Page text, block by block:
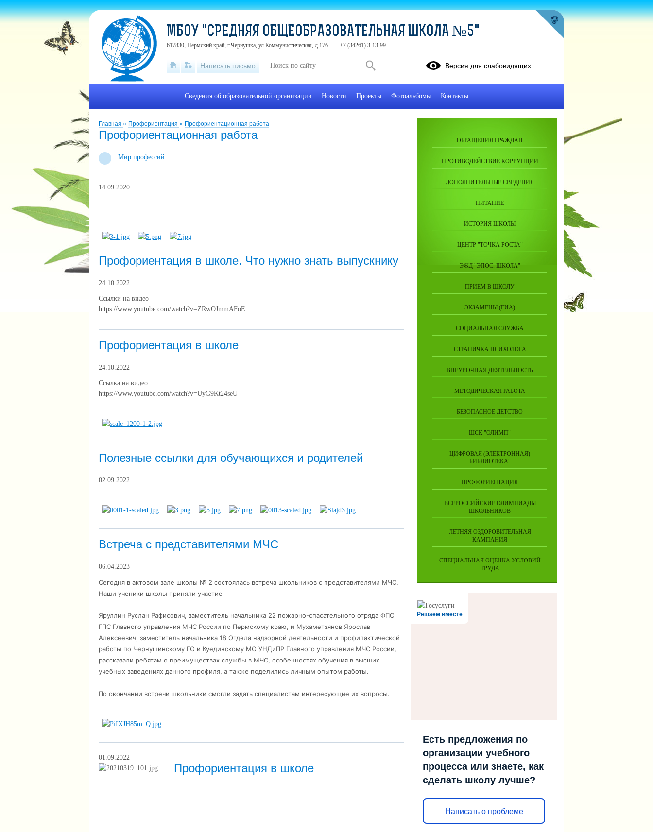
Главная » Профориентация » Профориентационная работа
Профориентационная работа
Мир профессий
14.09.2020
Профориентация в школе. Что нужно знать выпускнику
24.10.2022
Ссылки на видео
https://www.youtube.com/watch?v=ZRwOJmmAFoE
Профориентация в школе
24.10.2022
Ссылка на видео
https://www.youtube.com/watch?v=UyG9Kt24seU
Полезные ссылки для обучающихся и родителей
02.09.2022
Встреча с представителями МЧС
06.04.2023
Сегодня в актовом зале школы № 2 состоялась встреча школьников с представителями МЧС.
Наши ученики школы приняли участие
Яруллин Руслан Рафисович, заместитель начальника 22 пожарно-спасательного отряда ФПС
ГПС Главного управления МЧС России по Пермскому краю, и Мухаметзянов Ярослав
Алексеевич, заместитель начальника 18 Отдела надзорной деятельности и профилактической
работы по Чернушинскому ГО и Куединскому МО УНДиПР Главного управления МЧС России,
рассказали ребятам о преимуществах службы в МЧС, особенностях обучения в высших
учебных заведениях данного профиля, а также поделились личным опытом работы.
По окончании встречи школьники смогли задать специалистам интересующие их вопросы.
01.09.2022
Профориентация в школе
ОБРАЩЕНИЯ ГРАЖДАН
ПРОТИВОДЕЙСТВИЕ КОРРУПЦИИ
ДОПОЛНИТЕЛЬНЫЕ СВЕДЕНИЯ
ПИТАНИЕ
ИСТОРИЯ ШКОЛЫ
ЦЕНТР "ТОЧКА РОСТА"
ЭЖД "ЭПОС. ШКОЛА"
ПРИЕМ В ШКОЛУ
ЭКЗАМЕНЫ (ГИА)
СОЦИАЛЬНАЯ СЛУЖБА
СТРАНИЧКА ПСИХОЛОГА
ВНЕУРОЧНАЯ ДЕЯТЕЛЬНОСТЬ
МЕТОДИЧЕСКАЯ РАБОТА
БЕЗОПАСНОЕ ДЕТСТВО
ШСК "ОЛИМП"
ЦИФРОВАЯ (ЭЛЕКТРОННАЯ)
БИБЛИОТЕКА"
ПРОФОРИЕНТАЦИЯ
ВСЕРОССИЙСКИЕ ОЛИМПИАДЫ
ШКОЛЬНИКОВ
ЛЕТНЯЯ ОЗДОРОВИТЕЛЬНАЯ
КАМПАНИЯ
СПЕЦИАЛЬНАЯ ОЦЕНКА УСЛОВИЙ
ТРУДА
Решаем вместе
Есть предложения по
организации учебного
процесса или знаете, как
сделать школу лучше?
Написать о проблеме
МБОУ "СРЕДНЯЯ ОБЩЕОБРАЗОВАТЕЛЬНАЯ ШКОЛА №5"
617830, Пермский край, г.Чернушка, ул.Коммунистическая, д.17б +7 (34261) 3-13-99
Написать письмо Версия для слабовидящих
Сведения об образовательной организации Новости Проекты Фотоальбомы Контакты